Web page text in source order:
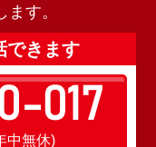
す。
できます
017
中無休)